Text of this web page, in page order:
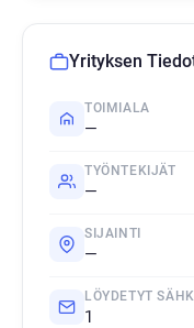
Yrityksen
TOIMIALA
—
TYÖNTEKIJÄT
—
SIJAINTI
—
LÖYDETYT
1